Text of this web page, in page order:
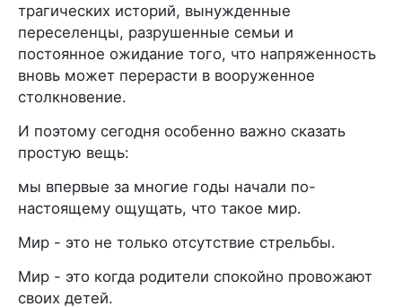
трагических историй, вынужденные
переселенцы, разрушенные семьи и
постоянное ожидание того, что напряженность
вновь может перерасти в вооруженное
столкновение.
И поэтому сегодня особенно важно сказать
простую вещь:
мы впервые за многие годы начали по-
настоящему ощущать, что такое мир.
Мир - это не только отсутствие стрельбы.
Мир - это когда родители спокойно провожают
своих детей.